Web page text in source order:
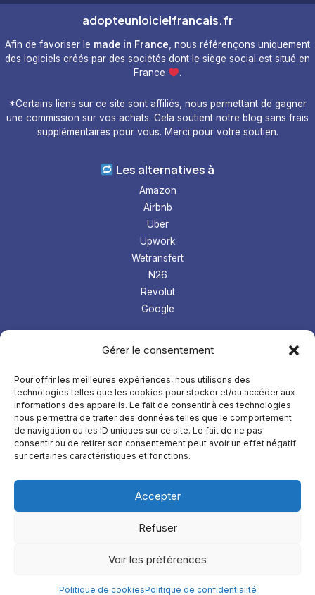
Gérer le consentement
Pour offrir les meilleures expériences, nous utilisons des
technologies telles que les cookies pour stocker et/ou accéder aux
informations des appareils. Le fait de consentir à ces technologies
nous permettra de traiter des données telles que le comportement
de navigation ou les ID uniques sur ce site. Le fait de ne pas
consentir ou de retirer son consentement peut avoir un effet négatif
sur certaines caractéristiques et fonctions.
Accepter
Refuser
Voir les préférences
Politique de cookiesPolitique de confidentialité
adopteunloicielfrancais.fr
Afin de favoriser le made in France , nous référençons uniquement
des logiciels créés par des sociétés dont le siège social est situé en
France
.
*Certains liens sur ce site sont affiliés, nous permettant de gagner
une commission sur vos achats. Cela soutient notre blog sans frais
supplémentaires pour vous. Merci pour votre soutien.
Les alternatives à
Amazon
Airbnb
Uber
Upwork
Wetransfert
N26
Revolut
Google
Gestion microentreprise
LMS
Comptabilité
Àpropos
Mentions légales
Confidentialités
TikTokInstagram
YouTubeFacebook